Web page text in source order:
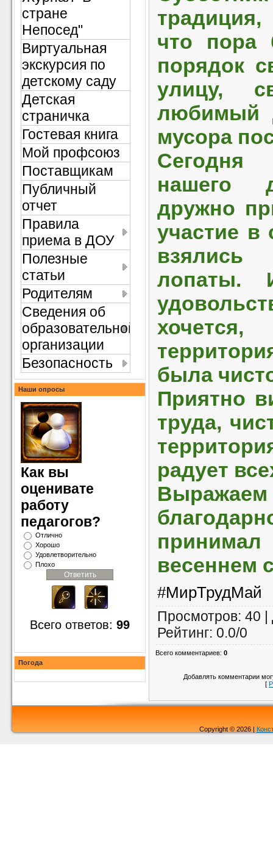
стране
Непосед"
Виртуальная
экскурсия по
детскому саду
Детская
страничка
Гостевая книга
Мой профсоюз
Поставщикам
Публичный
отчет
Правила
приема в ДОУ
Полезные
статьи
Родителям
Сведения об
образовательной
организации
Безопасность
Наши опросы
Как вы
оценивате
работу
педагогов?
Отлично
Хорошо
Удовлетворительно
Плохо
Всего ответов: 99
Погода
что пора
порядок
улицу,
любимый
мусора
нашего
дружно
участие в
лопаты.
была
Приятно
труда,
радует
весеннем
#МирТрудМай
Просмотров: 40 |
Рейтинг: 0.0/0
Всего комментариев: 0
Добавлять комментарии
[
Copyright © 2026 |